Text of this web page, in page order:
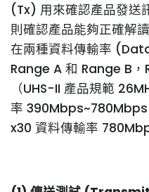
(Tx) 用來確認產品發送
則確認產品能夠正確解
在兩種資料傳輸率
Range A 和 Range B
（UHS-II 產品規範
率 390Mbps~780Mbps
x30 資料傳輸率